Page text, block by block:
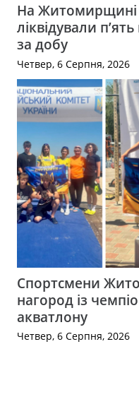
На Житомирщині
ліквідували
за добу
Четвер, 6 Серпня, 2026
Спортсмени
нагород із
акватлону
Четвер, 6 Серпня, 2026